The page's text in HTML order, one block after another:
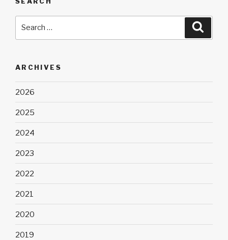
ARCHIVES
2026
2025
2024
2023
2022
2021
2020
2019